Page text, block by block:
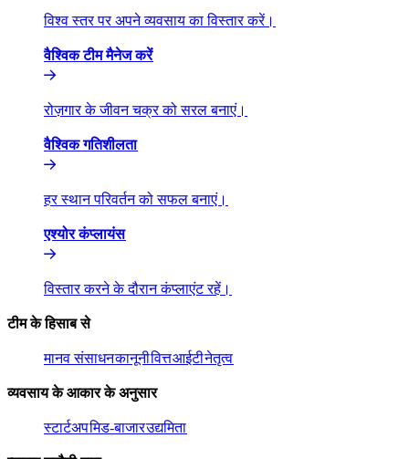
विश्व स्तर पर अपने व्यवसाय का विस्तार करें।​​
वैश्विक टीम मैनेज करें​​
रोज़गार के जीवन चक्र को सरल बनाएं।​​
वैश्विक गतिशीलता​​
हर स्थान परिवर्तन को सफल बनाएं।​​
एश्योर कंप्लायंस​​
विस्तार करने के दौरान कंप्लाएंट रहें।​​
टीम के हिसाब से​​
मानव संसाधन​​कानूनी​​वित्त​​आईटी​​नेतृत्व​​
व्यवसाय के आकार के अनुसार​​
स्टार्टअप​​मिड-बाजार​​उद्यमिता​​